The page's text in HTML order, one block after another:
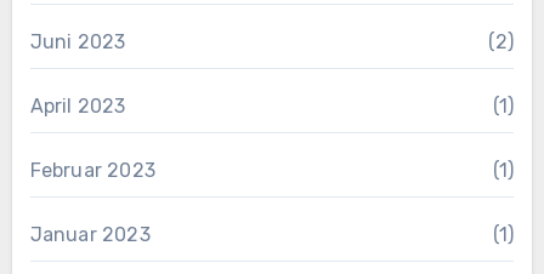
Juni 2023 (2)
April 2023 (1)
Februar 2023 (1)
Januar 2023 (1)